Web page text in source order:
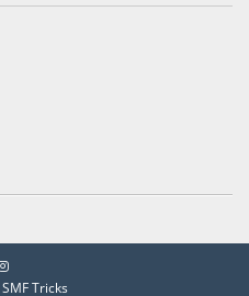
SMF Tricks